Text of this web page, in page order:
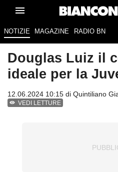
NOTIZIE MAGAZINE RADIO BN
Douglas Luiz il
ideale per la
12.06.2024 10:15 di Quintiliano
VEDI LETTURE